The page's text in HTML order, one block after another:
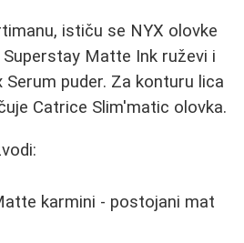
ističu se NYX olovke
Matte Ink ruževi i
puder. Za konturu lica
Catrice Slim'matic olovka.
karmini - postojani mat